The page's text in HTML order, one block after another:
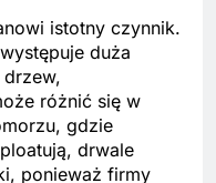
istotny czynnik.
duża
różnić się w
gdzie
drwale
ponieważ firmy